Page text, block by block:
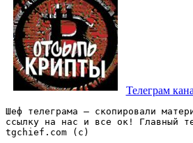
Телеграм
Шеф телеграма – скопировали
ссылку на нас и все ок! Главный